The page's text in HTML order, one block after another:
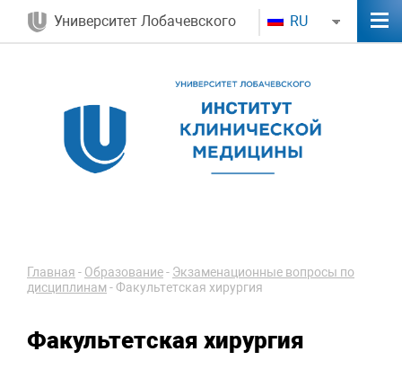
Университет Лобачевского RU
Главная - Образование- Экзаменационные вопросы по
дисциплинам -Факультетская хирургия
Факультетская хирургия